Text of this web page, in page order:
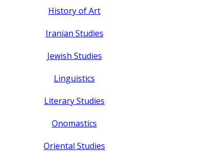
History of Art
Iranian Studies
Jewish Studies
Linguistics
Literary Studies
Onomastics
Oriental Studies